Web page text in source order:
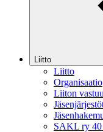
Liitto
Liitto
Organisaatio
Liiton
SAKL ry 40